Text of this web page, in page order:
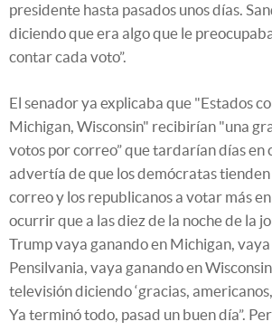
presidente hasta pasados unos días.
diciendo que era algo que le
contar cada voto”.
El senador ya explicaba que "Estados
Michigan, Wisconsin" recibirían "una
votos por correo” que tardarían días en
advertía de que los demócratas
correo y los republicanos a votar más
ocurrir que a las diez de la noche de la
Trump vaya ganando en Michigan,
Pensilvania, vaya ganando en
televisión diciendo ‘gracias,
Ya terminó todo, pasad un buen día”.